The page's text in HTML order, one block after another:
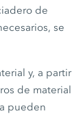
de
se
y, a partir
de material
pueden